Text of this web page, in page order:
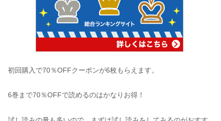
初回購入で70％OFFクーポンが6枚もらえます。
6巻まで70％OFFで読めるのはかなりお得！